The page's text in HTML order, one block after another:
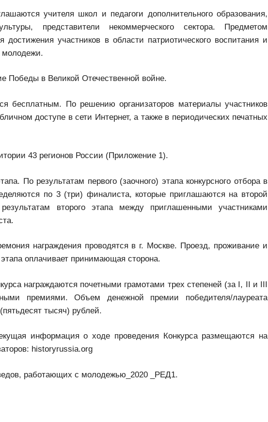
учителя школ и педагоги дополнительного образования,
представители некоммерческого сектора. Предметом
достижения участников в области патриотического воспитания и
молодежи.
Победы в Великой Отечественной войне.
бесплатным. По решению организаторов материалы участников
доступе в сети Интернет, а также в периодических печатных
43 регионов России (Приложение 1).
По результатам первого (заочного) этапа конкурсного отбора в
по 3 (три) финалиста, которые приглашаются на второй
второго этапа между приглашенными участниками
награждения проводятся в г. Москве. Проезд, проживание и
этапа оплачивает принимающая сторона.
награждаются почетными грамотами трех степеней (за I, II и III
премиями. Объем денежной премии победителя/лауреата
тысяч) рублей.
информация о ходе проведения Конкурса размещаются на
historyrussia.org
работающих с молодежью_2020 _РЕД1.